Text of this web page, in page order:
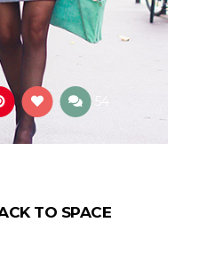
54
TO SPACE